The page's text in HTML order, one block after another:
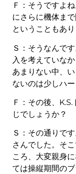
Ｆ：そうですよ
にさらに機体ま
ということもあ
Ｓ：そうなんで
入を考えていな
あまりない中、
ないのは少しハ
Ｆ：その後、
じでしょうか？
Ｓ：その通りで
さんでした。そ
ころ、大変親身
ては操縦期間の